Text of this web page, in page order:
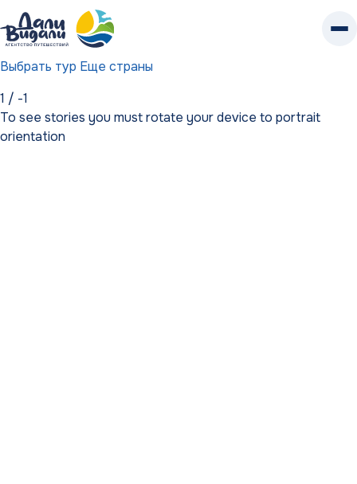
контенту
Выбрать тур Еще страны
1 / -1
To see stories you must rotate your device to portrait
orientation